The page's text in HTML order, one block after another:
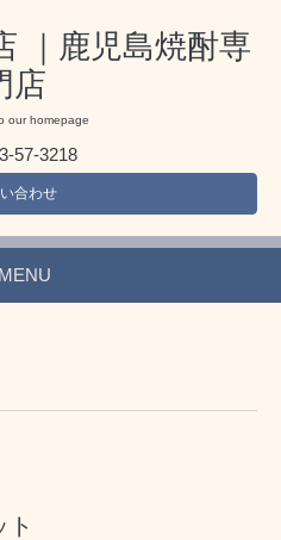
｜鹿児島焼酎専
店
our homepage
57-3218
合わせ
MENU